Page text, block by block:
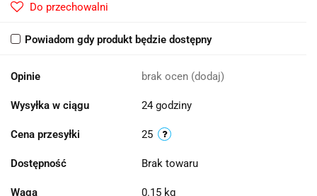
Do przechowalni
Powiadom gdy produkt będzie dostępny
Opinie brak ocen (dodaj)
Wysyłka w ciągu 24 godziny
Cena przesyłki 25
Dostępność Brak towaru
Waga 0.15 kg